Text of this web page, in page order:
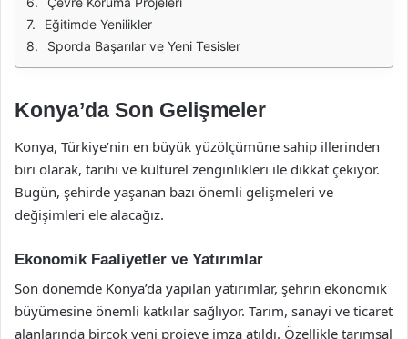
Eğitimde Yenilikler
Sporda Başarılar ve Yeni Tesisler
Konya’da Son Gelişmeler
Konya, Türkiye’nin en büyük yüzölçümüne sahip illerinden
biri olarak, tarihi ve kültürel zenginlikleri ile dikkat çekiyor.
Bugün, şehirde yaşanan bazı önemli gelişmeleri ve
değişimleri ele alacağız.
Ekonomik Faaliyetler ve Yatırımlar
Son dönemde Konya’da yapılan yatırımlar, şehrin ekonomik
büyümesine önemli katkılar sağlıyor. Tarım, sanayi ve ticaret
alanlarında birçok yeni projeye imza atıldı. Özellikle tarımsal